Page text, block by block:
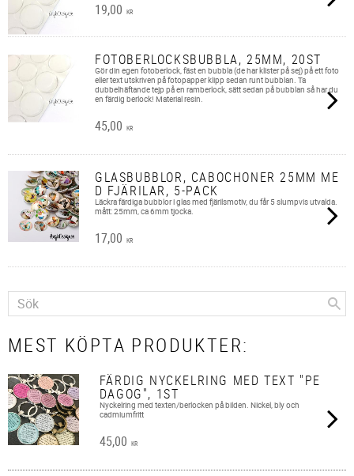
19,00 KR
FOTOBERLOCKSBUBBLA, 25MM, 20ST
Gör din egen fotoberlock, fäst en bubbla (de har klister på sej) på ett foto
eller text utskriven på fotopapper klipp sedan runt bubblan. Ta
dubbelhäftande tejp på en ramberlock, sätt sedan på bubblan så har du
en färdig berlock! Material resin.
45,00 KR
GLASBUBBLOR, CABOCHONER 25MM ME
D FJÄRILAR, 5-PACK
Läckra färdiga bubblor i glas med fjärilsmotiv, du får 5 slumpvis utvalda.
mått: 25mm, ca 6mm tjocka.​
17,00 KR
MEST KÖPTA PRODUKTER:
FÄRDIG NYCKELRING MED TEXT "PE
DAGOG", 1ST
Nyckelring med texten/berlocken på bilden. Nickel, bly och
cadmiumfritt
45,00 KR